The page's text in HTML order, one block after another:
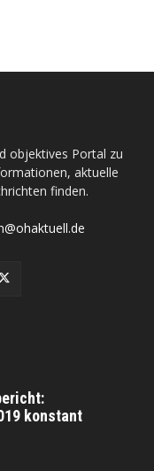
objektives Portal zu
aktuelle
finden.
konstant